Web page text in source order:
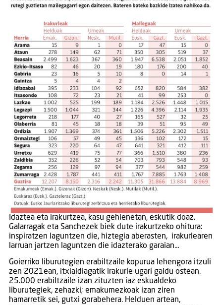
Idaztea eta irakurtzea, kasu gehienetan, eskutik doaz.
Galarragak eta Sanchezek biek dute irakurtzeko ohitura:
inspiratzen laguntzen die, hiztegia aberasten, irakurlearen
larruan jartzen laguntzen die idazterako garaian…
Goierriko liburutegien erabiltzaile kopurua lehengora itzuli
zen 2021ean, itxialdiagatik irakurle ugari galdu ostean.
25.000 erabiltzaile izan zituzten iaz eskualdeko
liburutegiek, zehazki; emakumezkoak izan ziren
hamarretik sei, gutxi gorabehera. Helduen artean,